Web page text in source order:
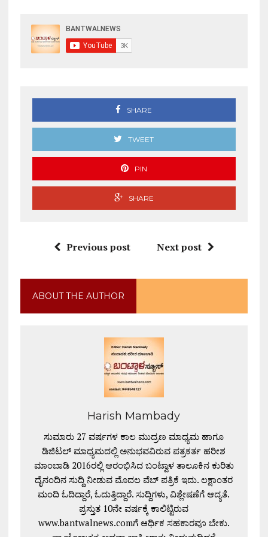
SHARE
TWEET
PIN
SHARE
Previous post Next post
ABOUT THE AUTHOR
Harish Mambady
ಸುಮಾರು 27 ವರ್ಷಗಳ ಕಾಲ ಮುದ್ರಣ ಮಾಧ್ಯಮ ಹಾಗೂ
ಡಿಜಿಟಲ್ ಮಾಧ್ಯಮದಲ್ಲಿ ಅನುಭವವಿರುವ ಪತ್ರಕರ್ತ ಹರೀಶ
ಮಾಂಬಾಡಿ 2016ರಲ್ಲಿ ಆರಂಭಿಸಿದ ಬಂಟ್ವಾಳ ತಾಲೂಕಿನ ಕುರಿತು
ದೈನಂದಿನ ಸುದ್ದಿ ನೀಡುವ ಮೊದಲ ವೆಬ್ ಪತ್ರಿಕೆ ಇದು. ಲಕ್ಷಾಂತರ
ಮಂದಿ ಓದಿದ್ದಾರೆ, ಓದುತ್ತಿದ್ದಾರೆ. ಸುದ್ದಿಗಳು, ವಿಶ್ಲೇಷಣೆಗೆ ಆದ್ಯತೆ.
ಪ್ರಸ್ತುತ 10ನೇ ವರ್ಷಕ್ಕೆ ಕಾಲಿಟ್ಟಿರುವ
www.bantwalnews.comಗೆ ಆರ್ಥಿಕ ಸಹಕಾರವೂ ಬೇಕು.